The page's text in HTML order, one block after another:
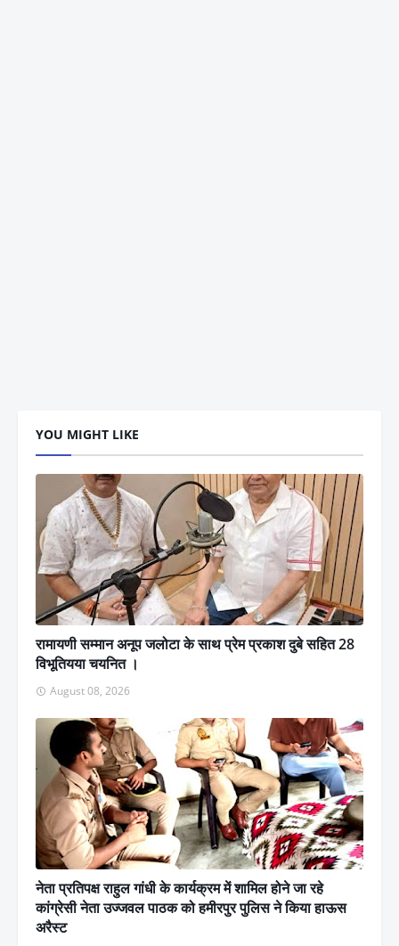
YOU MIGHT LIKE
रामायणी सम्मान अनूप जलोटा के साथ प्रेम प्रकाश दुबे सहित 28
विभूतियया चयनित ।
August 08, 2026
नेता प्रतिपक्ष राहुल गांधी के कार्यक्रम में शामिल होने जा रहे
कांग्रेसी नेता उज्जवल पाठक को हमीरपुर पुलिस ने किया हाऊस
अरैस्ट